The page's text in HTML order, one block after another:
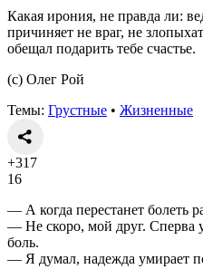
Какая ирония, не правда ли:
причиняет не враг, не
обещал подарить тебе счастье.
(с) Олег Рой
Темы: Грустные • Жизненные
+317
16
— А когда перестанет болеть
— Не скоро, мой друг. Сперва
боль.
— Я думал, надежда умирает